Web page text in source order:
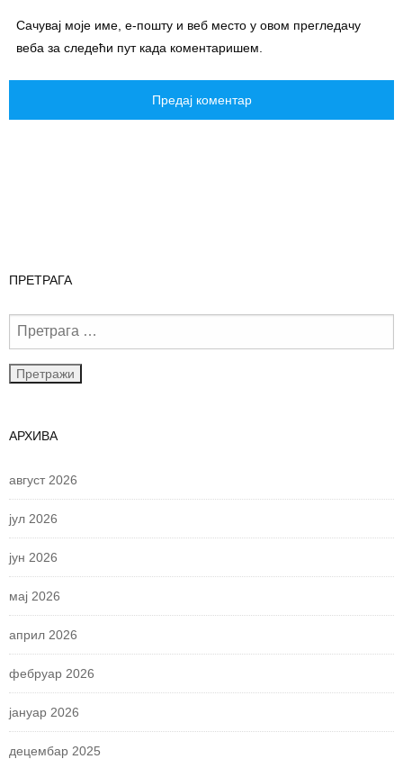
Сачувај моје име, е-пошту и веб место у овом прегледачу
веба за следећи пут када коментаришем.
ПРЕТРАГА
АРХИВА
август 2026
јул 2026
јун 2026
мај 2026
април 2026
фебруар 2026
јануар 2026
децембар 2025